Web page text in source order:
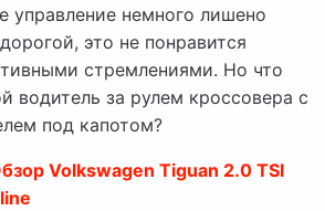
управление немного лишено
это не понравится
стремлениями. Но что
водитель за рулем кроссовера с
под капотом?
Volkswagen Tiguan 2.0 TSI